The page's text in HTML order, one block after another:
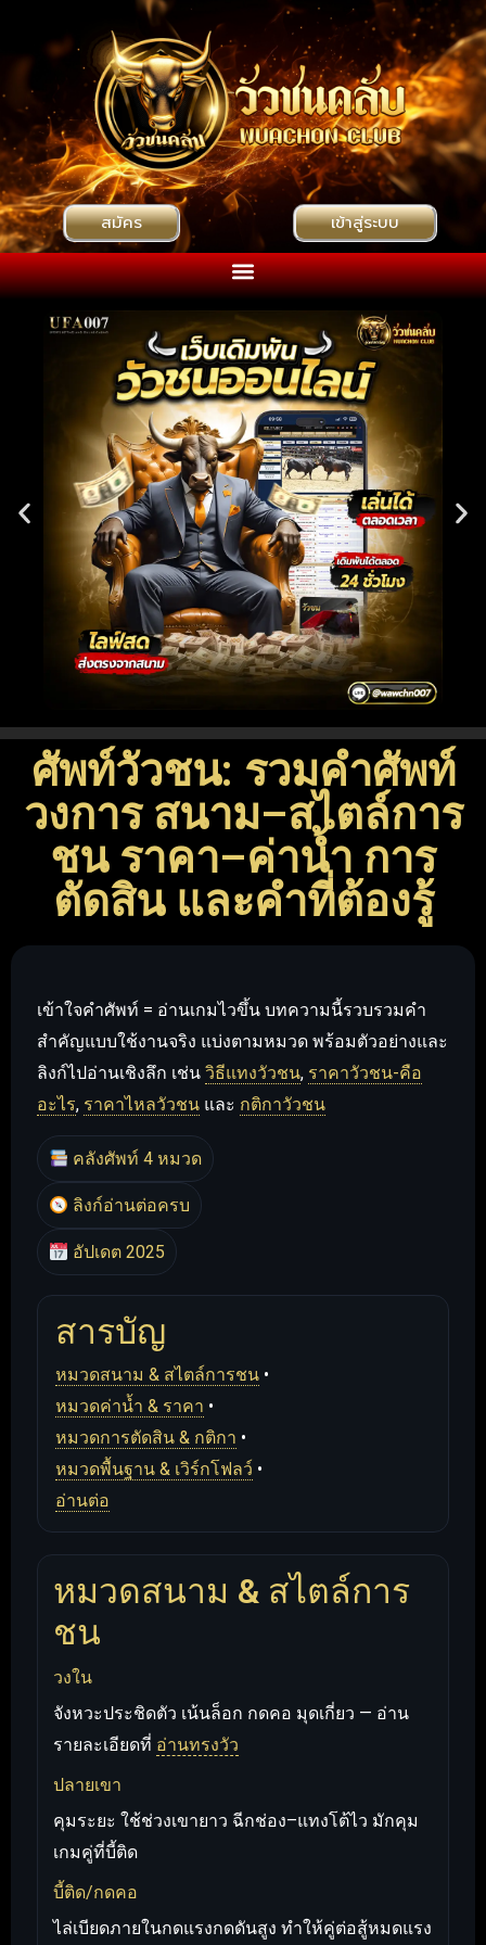
สมัคร เข้าสู่ระบบ
ศัพท์วัวชน: รวมคำศัพท์
วงการ สนาม–สไตล์การ
ชน ราคา–ค่าน้ำ การ
ตัดสิน และคำที่ต้องรู้
เข้าใจคำศัพท์ = อ่านเกมไวขึ้น บทความนี้รวบรวมคำ
สำคัญแบบใช้งานจริง แบ่งตามหมวด พร้อมตัวอย่างและ
ลิงก์ไปอ่านเชิงลึก เช่น วิธีแทงวัวชน, ราคาวัวชน-คือ
อะไร, ราคาไหลวัวชน และ กติกาวัวชน
คลังศัพท์ 4 หมวด
ลิงก์อ่านต่อครบ
อัปเดต 2025
สารบัญ
หมวดสนาม & สไตล์การชน •
หมวดค่าน้ำ & ราคา •
หมวดการตัดสิน & กติกา •
หมวดพื้นฐาน & เวิร์กโฟลว์ •
อ่านต่อ
หมวดสนาม & สไตล์การ
ชน
วงใน
จังหวะประชิดตัว เน้นล็อก กดคอ มุดเกี่ยว — อ่าน
รายละเอียดที่ อ่านทรงวัว
ปลายเขา
คุมระยะ ใช้ช่วงเขายาว ฉีกช่อง–แทงโต้ไว มักคุม
เกมคู่ที่บี้ติด
บี้ติด/กดคอ
ไล่เบียดภายในกดแรงกดดันสูง ทำให้คู่ต่อสู้หมดแรง